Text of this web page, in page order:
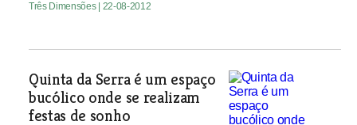
Três Dimensões | 22-08-2012
Quinta da Serra é um espaço
bucólico onde se realizam
festas de sonho